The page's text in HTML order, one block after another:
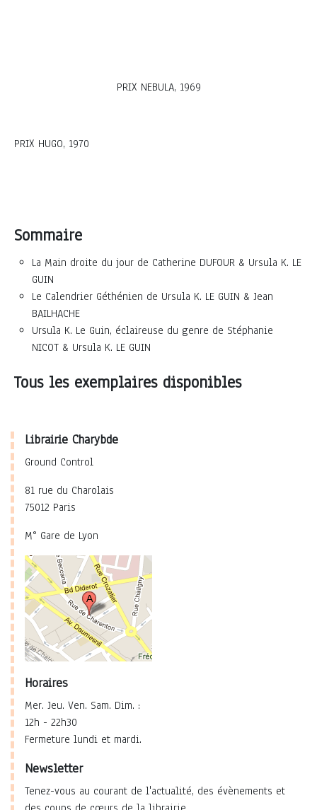
PRIX NEBULA, 1969
PRIX HUGO, 1970
Sommaire
La Main droite du jour de Catherine DUFOUR & Ursula K. LE
GUIN
Le Calendrier Géthénien de Ursula K. LE GUIN & Jean
BAILHACHE
Ursula K. Le Guin, éclaireuse du genre de Stéphanie
NICOT & Ursula K. LE GUIN
Tous les exemplaires disponibles
Librairie Charybde
Ground Control
81 rue du Charolais
75012 Paris
M° Gare de Lyon
Horaires
Mer. Jeu. Ven. Sam. Dim. :
12h - 22h30
Fermeture lundi et mardi.
Newsletter
Tenez-vous au courant de l'actualité, des évènements et